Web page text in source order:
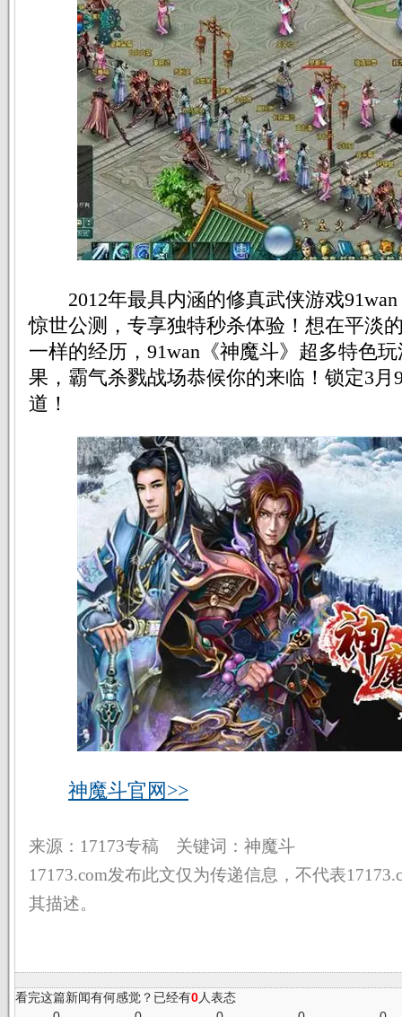
2012年最具内涵的修真武侠游戏91wan
惊世公测，专享独特秒杀体验！想在平淡
一样的经历，91wan《神魔斗》超多特色
果，霸气杀戮战场恭候你的来临！锁定3月
道！
神魔斗官网>>
来源：17173专稿 关键词：神魔斗
17173.com发布此文仅为传递信息，不代表
其描述。
看完这篇新闻有何感觉？已经有0人表态